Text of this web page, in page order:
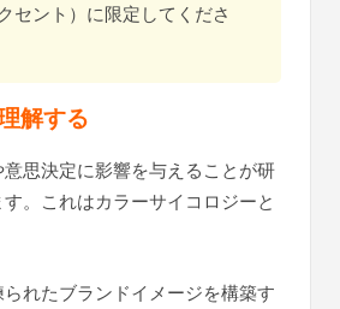
セント）に限定してくださ
解する
思決定に影響を与えることが研
。これはカラーサイコロジーと
れたブランドイメージを構築す